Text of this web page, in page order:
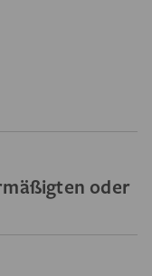
oder